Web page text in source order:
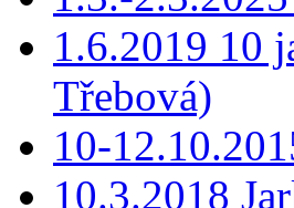
1.6.2019 10
Třebová)
10-
10.3.2018